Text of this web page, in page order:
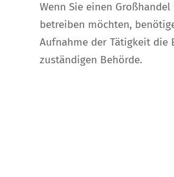
Wenn Sie einen
betreiben möchten,
Aufnahme der Tätigkeit die
zuständigen Behörde.